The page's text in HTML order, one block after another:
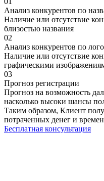
Анализ конкурентов по
Наличие или отсутствие
близостью названия
02
Анализ конкурентов по
Наличие или отсутствие
графическими
03
Прогноз регистрации
Прогноз на возможность
насколько высоки шансы
Таким образом, Клиент
потраченных денег и
Бесплатная консультация